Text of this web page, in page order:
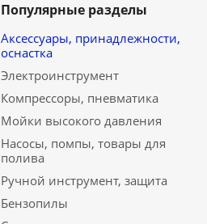
Популярные разделы
Аксессуары, принадлежности,
оснастка
Электроинструмент
Компрессоры, пневматика
Мойки высокого давления
Насосы, помпы, товары для
полива
Ручной инструмент, защита
Бензопилы